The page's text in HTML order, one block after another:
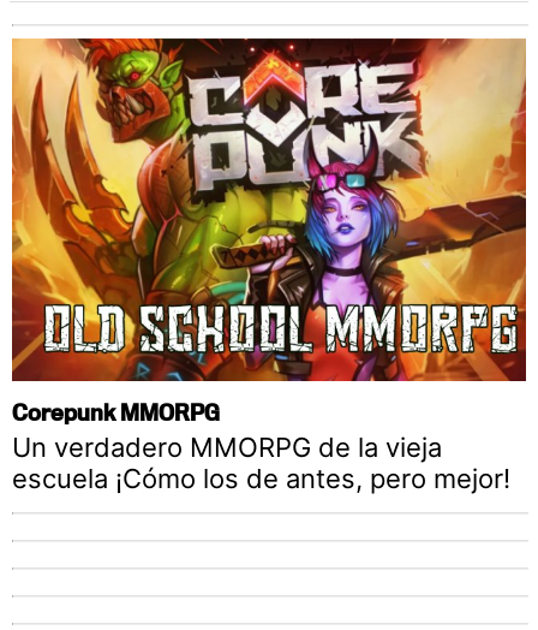
Corepunk MMORPG
Un verdadero MMORPG de la vieja
escuela ¡Cómo los de antes, pero mejor!